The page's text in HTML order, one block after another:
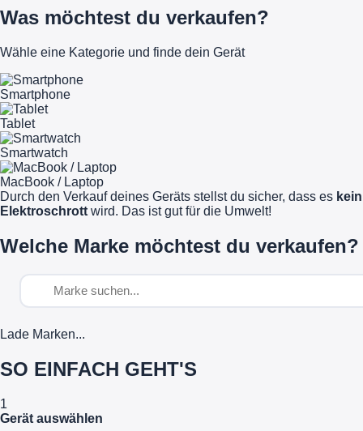
Was möchtest du verkaufen?
Wähle eine Kategorie und finde dein Gerät
Smartphone
Tablet
Smartwatch
MacBook / Laptop
Durch den Verkauf deines Geräts stellst du sicher, dass es kein
Elektroschrott wird. Das ist gut für die Umwelt!
Welche Marke möchtest du verkaufen?
Lade Marken...
SO EINFACH GEHT'S
1
Gerät auswählen